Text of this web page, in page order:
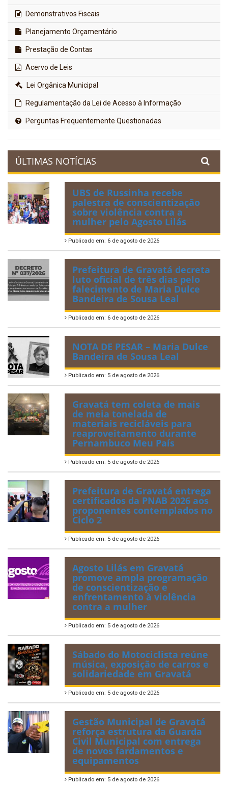
Demonstrativos Fiscais
Planejamento Orçamentário
Prestação de Contas
Acervo de Leis
Lei Orgânica Municipal
Regulamentação da Lei de Acesso à Informação
Perguntas Frequentemente Questionadas
ÚLTIMAS NOTÍCIAS
UBS de Russinha recebe
palestra de conscientização
sobre violência contra a
mulher pelo Agosto Lilás
Publicado em: 6 de agosto de 2026
Prefeitura de Gravatá decreta
luto oficial de três dias pelo
falecimento de Maria Dulce
Bandeira de Sousa Leal
Publicado em: 6 de agosto de 2026
NOTA DE PESAR – Maria Dulce
Bandeira de Sousa Leal
Publicado em: 5 de agosto de 2026
Gravatá tem coleta de mais
de meia tonelada de
materiais recicláveis para
reaproveitamento durante
Pernambuco Meu País
Publicado em: 5 de agosto de 2026
Prefeitura de Gravatá entrega
certificados da PNAB 2026 aos
proponentes contemplados no
Ciclo 2
Publicado em: 5 de agosto de 2026
Agosto Lilás em Gravatá
promove ampla programação
de conscientização e
enfrentamento à violência
contra a mulher
Publicado em: 5 de agosto de 2026
Sábado do Motociclista reúne
música, exposição de carros e
solidariedade em Gravatá
Publicado em: 5 de agosto de 2026
Gestão Municipal de Gravatá
reforça estrutura da Guarda
Civil Municipal com entrega
de novos fardamentos e
equipamentos
Publicado em: 5 de agosto de 2026